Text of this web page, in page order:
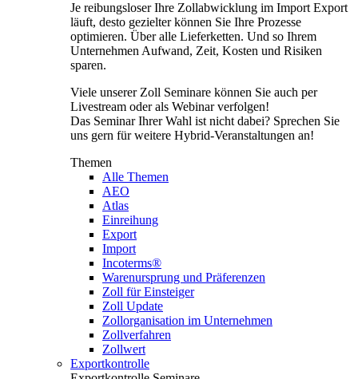
Je reibungsloser Ihre Zollabwicklung im Import Export
läuft, desto gezielter können Sie Ihre Prozesse
optimieren. Über alle Lieferketten. Und so Ihrem
Unternehmen Aufwand, Zeit, Kosten und Risiken
sparen.
Viele unserer Zoll Seminare können Sie auch per
Livestream oder als Webinar verfolgen!
Das Seminar Ihrer Wahl ist nicht dabei? Sprechen Sie
uns gern für weitere Hybrid-Veranstaltungen an!
Themen
Alle Themen
AEO
Atlas
Einreihung
Export
Import
Incoterms®
Warenursprung und Präferenzen
Zoll für Einsteiger
Zoll Update
Zollorganisation im Unternehmen
Zollverfahren
Zollwert
Exportkontrolle